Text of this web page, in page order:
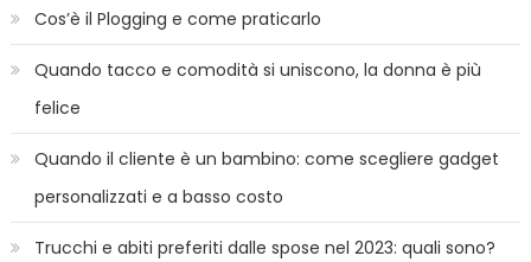
Cos’è il Plogging e come praticarlo
Quando tacco e comodità si uniscono, la donna è più
felice
Quando il cliente è un bambino: come scegliere gadget
personalizzati e a basso costo
Trucchi e abiti preferiti dalle spose nel 2023: quali sono?